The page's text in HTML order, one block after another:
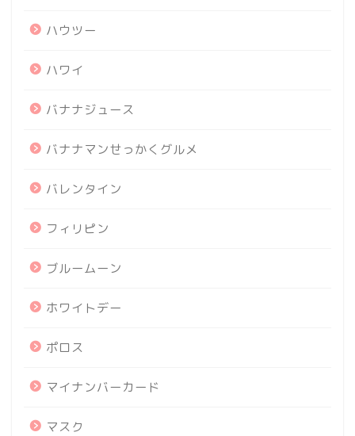
ハウツー
ハワイ
バナナジュース
バナナマンせっかくグルメ
バレンタイン
フィリピン
ブルームーン
ホワイトデー
ポロス
マイナンバーカード
マスク